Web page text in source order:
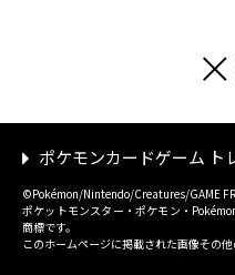
ポケモンカードゲーム ト
©Pokémon/Nintendo/Creatures/GAME
ポケットモンスター・ポケモン・
商標です。
このホームページに掲載された画像その